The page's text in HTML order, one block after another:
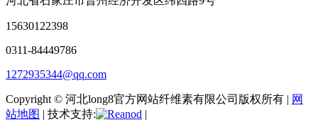
15630122398
0311-84449786
1272935344@qq.com
Copyright © 河北long8官方网站纤维素有限公司版权所有 | 网
站地图 | 技术支持: |